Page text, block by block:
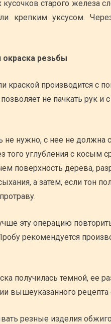
старого железа
крепким уксусом.
окраска резьбы
краской производится с
не пачкать рук
не нужно, с нее не должна
того углубления с косым
поверхность дерева,
а затем, если тон
эту операцию
рекомендуется
получилась темной, ее
вышеуказанного рецепта
резные изделия